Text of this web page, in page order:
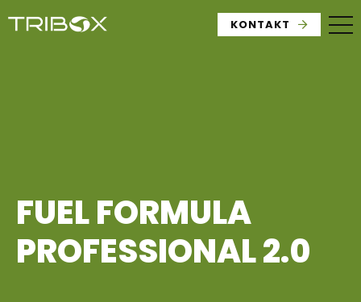
KONTAKT
FUEL FORMULA
PROFESSIONAL 2.0